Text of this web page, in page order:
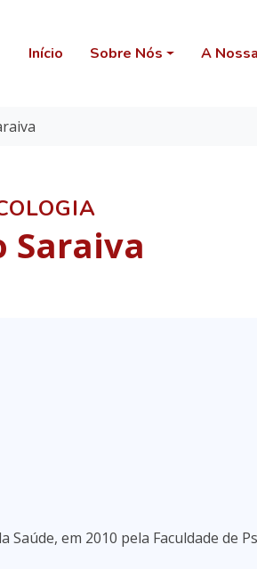
Início Sobre Nós A
Saraiva
em 2010 pela Faculdade de